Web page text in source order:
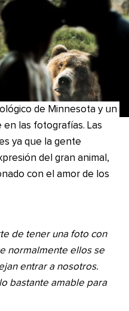
de Minnesota y un
en las fotografías. Las
ya que la gente
del gran animal,
con el amor de los
de tener una foto con
normalmente ellos se
entrar a nosotros.
bastante amable para